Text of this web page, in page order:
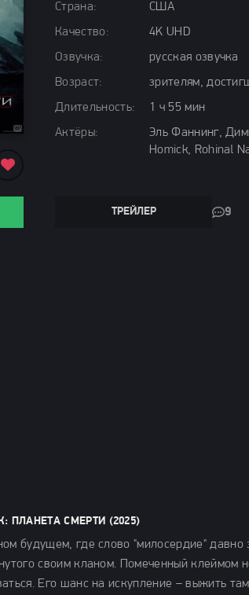
Страна:
США
Качество:
4K UHD
Озвучка:
русская озвучка
Возраст:
зрителям,
Длительность:
1 ч 55 мин
Актёры:
Эль Фаннинг,
Homick, Rohinal
ТРЕЙЛЕР 9
СМЕРТИ (2025)
будущем, где слово "милосердие" давно
своим кланом. Помеченный клеймом
Его шанс на искупление – выжить